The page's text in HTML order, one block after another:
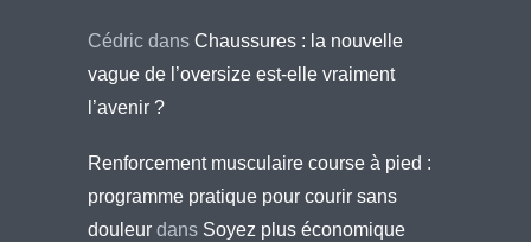
Cédric dans Chaussures : la nouvelle
vague de l’oversize est-elle vraiment
l’avenir ?
Renforcement musculaire course à pied :
programme pratique pour courir sans
douleur dans Soyez plus économique